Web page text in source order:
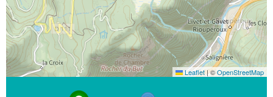
Leaflet|©OpenStreetMap